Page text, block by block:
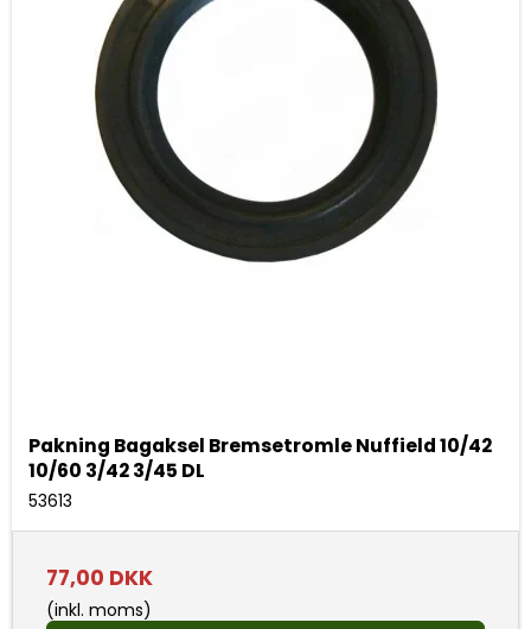
Pakning Bagaksel Bremsetromle Nuffield 10/42
10/60 3/42 3/45 DL
53613
77,00 DKK
(inkl. moms)